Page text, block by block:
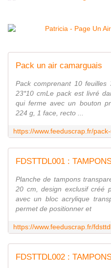
Pack un air camarguais
Pack comprenant 10
23*10 cmLe pack est livré
qui ferme avec un bouton
224 g, 1 face, recto ...
Planche de tampons
20 cm, design exclusif créé
avec un bloc acrylique
permet de positionner et